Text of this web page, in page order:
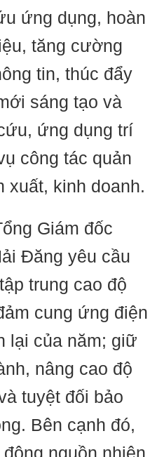
ứng dụng, hoàn
tăng cường
tin, thúc đẩy
sáng tạo và
ứng dụng trí
công tác quản
xuất, kinh doanh.
Giám đốc
Đăng yêu cầu
trung cao độ
cung ứng điện
lại của năm; giữ
nâng cao độ
tuyệt đối bảo
Bên cạnh đó,
nguồn nhiên